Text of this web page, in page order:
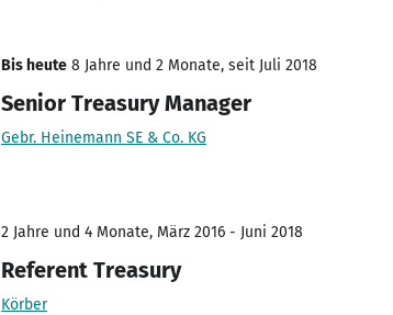
Bis heute 8 Jahre und 2 Monate, seit Juli 2018
Senior Treasury Manager
Gebr. Heinemann SE & Co. KG
2 Jahre und 4 Monate, März 2016 - Juni 2018
Referent Treasury
Körber